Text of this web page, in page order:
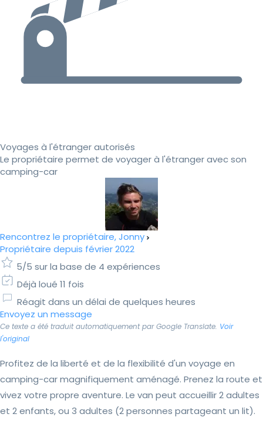
Voyages à l'étranger autorisés
Le propriétaire permet de voyager à l'étranger avec son
camping-car
Rencontrez le propriétaire, Jonny
Propriétaire depuis février 2022
5/5 sur la base de 4 expériences
Déjà loué 11 fois
Réagit dans un délai de quelques heures
Envoyez un message
Ce texte a été traduit automatiquement par Google Translate. Voir
l'original
Profitez de la liberté et de la flexibilité d'un voyage en
camping-car magnifiquement aménagé. Prenez la route et
vivez votre propre aventure. Le van peut accueillir 2 adultes
et 2 enfants, ou 3 adultes (2 personnes partageant un lit).